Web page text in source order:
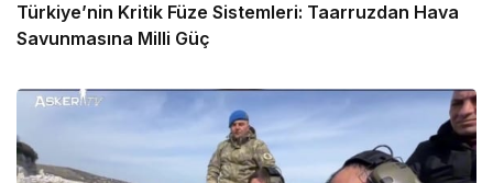
Türkiye’nin Kritik Füze Sistemleri: Taarruzdan Hava
Savunmasına Milli Güç